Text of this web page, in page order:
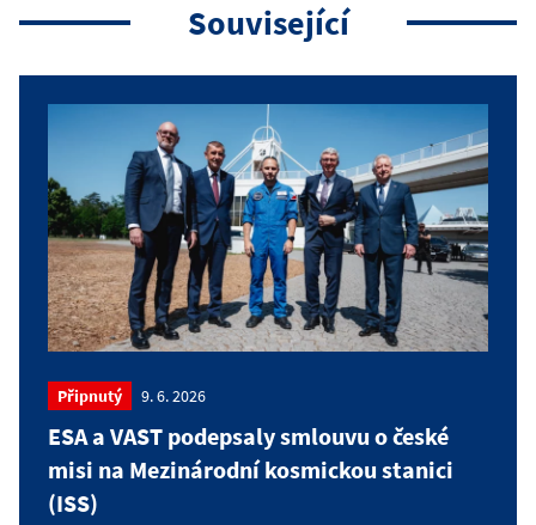
Související
Připnutý 9. 6. 2026
ESA a VAST podepsaly smlouvu o české
misi na Mezinárodní kosmickou stanici
(ISS)